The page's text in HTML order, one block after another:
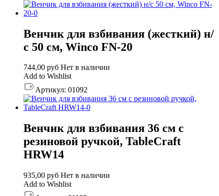
Венчик для взбивания (жесткий) н/
с 50 см, Winco FN-20
744,00 руб Нет в наличии
Add to Wishlist
Артикул: 01092
Венчик для взбивания 36 см с
резиновой ручкой, TableCraft
HRW14
935,00 руб Нет в наличии
Add to Wishlist